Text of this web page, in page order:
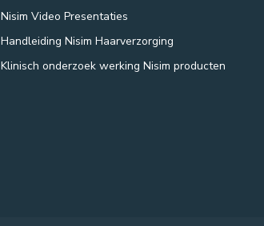
Nisim Video Presentaties
Handleiding Nisim Haarverzorging
Klinisch onderzoek werking Nisim producten